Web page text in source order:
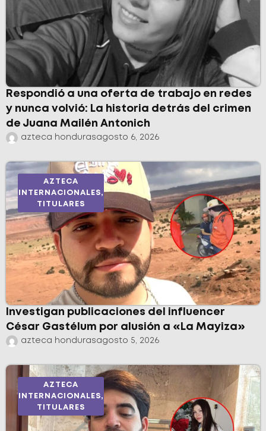
Respondió a una oferta de trabajo en redes
y nunca volvió: La historia detrás del crimen
de Juana Mailén Antonich
azteca hondurasagosto 6, 2026
AZTECA
INTERNACIONALES,
TITULARES
Investigan publicaciones del influencer
César Gastélum por alusión a «La Mayiza»
azteca hondurasagosto 5, 2026
AZTECA
INTERNACIONALES,
TITULARES